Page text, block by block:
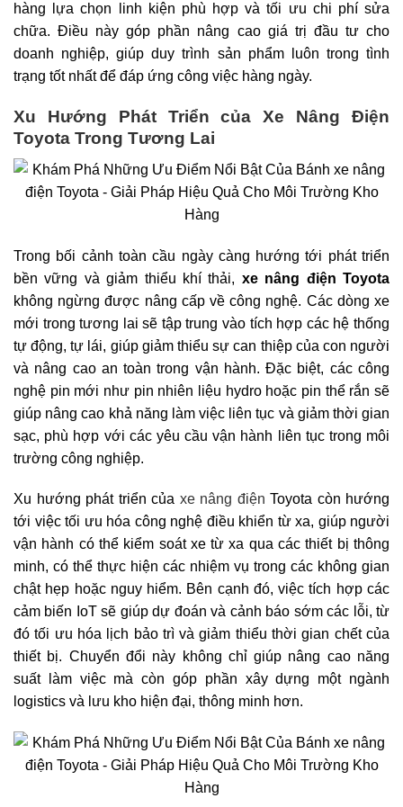
hàng lựa chọn linh kiện phù hợp và tối ưu chi phí sửa
chữa. Điều này góp phần nâng cao giá trị đầu tư cho
doanh nghiệp, giúp duy trình sản phẩm luôn trong tình
trạng tốt nhất để đáp ứng công việc hàng ngày.
Xu Hướng Phát Triển của Xe Nâng Điện
Toyota Trong Tương Lai
Trong bối cảnh toàn cầu ngày càng hướng tới phát triển
bền vững và giảm thiểu khí thải, xe nâng điện Toyota
không ngừng được nâng cấp về công nghệ. Các dòng xe
mới trong tương lai sẽ tập trung vào tích hợp các hệ thống
tự động, tự lái, giúp giảm thiểu sự can thiệp của con người
và nâng cao an toàn trong vận hành. Đặc biệt, các công
nghệ pin mới như pin nhiên liệu hydro hoặc pin thể rắn sẽ
giúp nâng cao khả năng làm việc liên tục và giảm thời gian
sạc, phù hợp với các yêu cầu vận hành liên tục trong môi
trường công nghiệp.
Xu hướng phát triển của xe nâng điện Toyota còn hướng
tới việc tối ưu hóa công nghệ điều khiển từ xa, giúp người
vận hành có thể kiểm soát xe từ xa qua các thiết bị thông
minh, có thể thực hiện các nhiệm vụ trong các không gian
chật hẹp hoặc nguy hiểm. Bên cạnh đó, việc tích hợp các
cảm biến IoT sẽ giúp dự đoán và cảnh báo sớm các lỗi, từ
đó tối ưu hóa lịch bảo trì và giảm thiểu thời gian chết của
thiết bị. Chuyển đổi này không chỉ giúp nâng cao năng
suất làm việc mà còn góp phần xây dựng một ngành
logistics và lưu kho hiện đại, thông minh hơn.